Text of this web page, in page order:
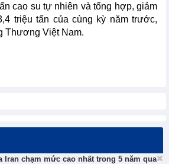
cao su tự nhiên và tổng hợp, giảm
triệu tấn của cùng kỳ năm trước,
Thương Việt Nam.
Iran chạm mức cao nhất trong 5 năm qua